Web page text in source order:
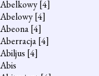
Abelkowy[4]
Abelowy[4]
Abeona[4]
Aberracja[4]
Abiljus [4]
Abis